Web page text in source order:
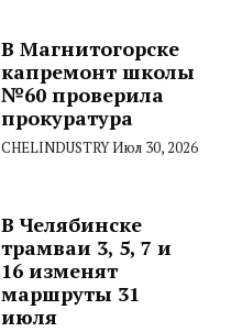
В Магнитогорске
капремонт школы
№60 проверила
прокуратура
CHELINDUSTRYИюл 30, 2026
В Челябинске
трамваи 3, 5, 7 и
16 изменят
маршруты 31
июля